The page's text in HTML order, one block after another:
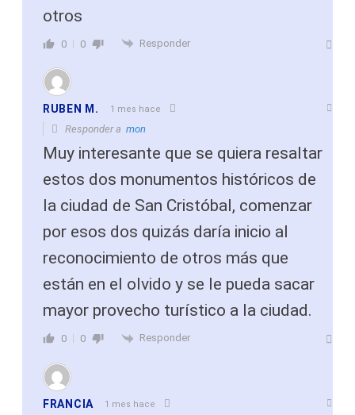
otros
0 0 Responder
RUBEN M. 1 mes hace
Responder a mon
Muy interesante que se quiera resaltar
estos dos monumentos históricos de
la ciudad de San Cristóbal, comenzar
por esos dos quizás daría inicio al
reconocimiento de otros más que
están en el olvido y se le pueda sacar
mayor provecho turístico a la ciudad.
0 0 Responder
FRANCIA 1 mes hace